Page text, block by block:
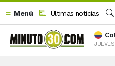
Menú
Últimas noticias